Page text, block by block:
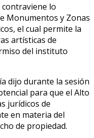
contraviene lo
Monumentos y Zonas
el cual permite la
artísticas de
del instituto
dijo durante la sesión
para que el Alto
jurídicos de
en materia del
de propiedad.